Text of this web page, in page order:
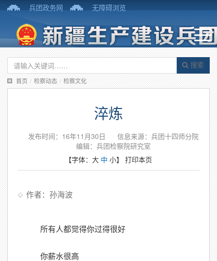
兵团政务网 无障碍浏览
搜索
首页 / 检察动态 / 检察文化
淬炼
发布时间：16年11月30日
信息来源：兵团十四师分院
编辑：兵团检察院研究室
【字体： 大 中 小】 打印本页
作者：孙海波
所有人都觉得你过得很好
你薪水很高